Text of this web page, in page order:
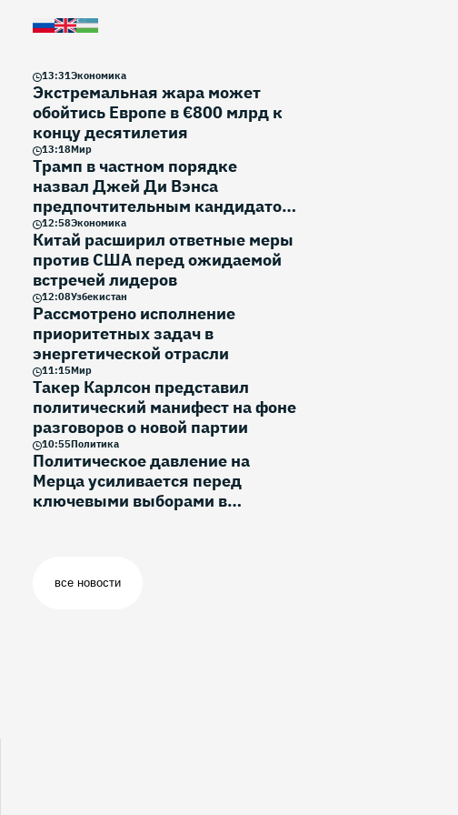
13:31Экономика
Экстремальная жара может
обойтись Европе в €800 млрд к
концу десятилетия
13:18Мир
Трамп в частном порядке
назвал Джей Ди Вэнса
предпочтительным кандидатом
на выборы 2028 года
12:58Экономика
Китай расширил ответные меры
против США перед ожидаемой
встречей лидеров
12:08Узбекистан
Рассмотрено исполнение
приоритетных задач в
энергетической отрасли
11:15Мир
Такер Карлсон представил
политический манифест на фоне
разговоров о новой партии
10:55Политика
Политическое давление на
Мерца усиливается перед
ключевыми выборами в
все новости